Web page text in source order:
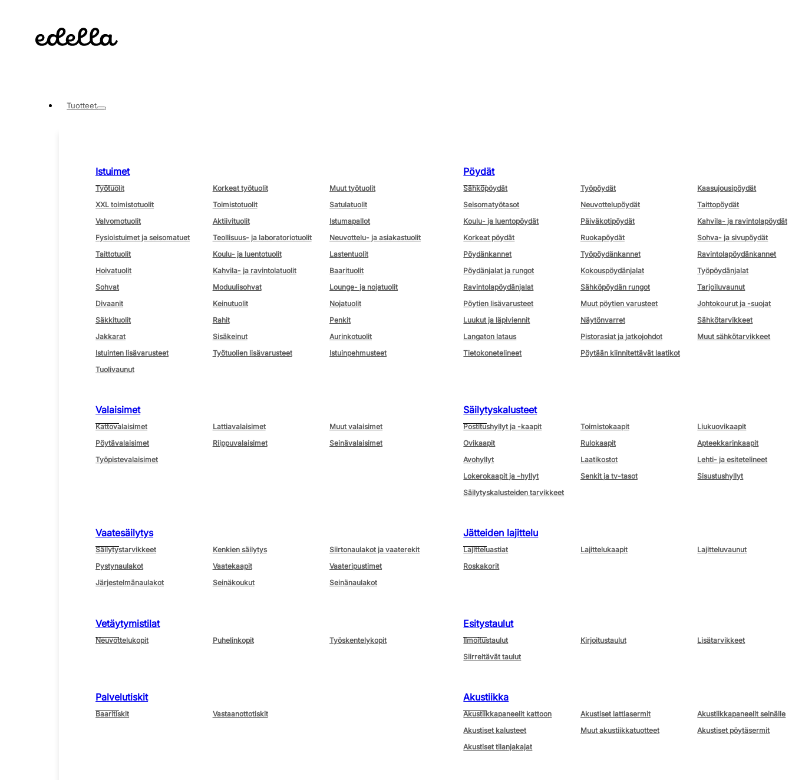
Tuotteet
Istuimet
Työtuolit Korkeat työtuolit
Muut työtuolit
XXL toimistotuolit
Toimistotuolit
Satulatuolit
Valvomotuolit
Aktiivituolit
Istumapallot
Fysioistuimet ja seisomatuet
Teollisuus- ja laboratoriotuolit
Neuvottelu- ja asiakastuolit
Taittotuolit
Koulu- ja luentotuolit
Lastentuolit
Hoivatuolit
Kahvila- ja ravintolatuolit
Baarituolit
Sohvat
Moduulisohvat
Lounge- ja nojatuolit
Divaanit
Keinutuolit
Nojatuolit
Säkkituolit
Rahit
Penkit
Jakkarat
Sisäkeinut
Aurinkotuolit
Istuinten lisävarusteet
Työtuolien lisävarusteet
Istuinpehmusteet
Tuolivaunut
Pöydät
Sähköpöydät Työpöydät
Kaasujousipöydät
Seisomatyötasot
Neuvottelupöydät
Taittopöydät
Koulu- ja luentopöydät
Päiväkotipöydät
Kahvila- ja ravintolapöydät
Korkeat pöydät
Ruokapöydät
Sohva- ja sivupöydät
Pöydänkannet
Työpöydänkannet
Ravintolapöydänkannet
Pöydänjalat ja rungot
Kokouspöydänjalat
Työpöydänjalat
Ravintolapöydänjalat
Sähköpöydän rungot
Tarjoiluvaunut
Pöytien lisävarusteet
Muut pöytien varusteet
Johtokourut ja -suojat
Luukut ja läpiviennit
Näytönvarret
Sähkötarvikkeet
Langaton lataus
Pistorasiat ja jatkojohdot
Muut sähkötarvikkeet
Tietokonetelineet
Pöytään kiinnitettävät laatikot
Valaisimet
Kattovalaisimet Lattiavalaisimet
Muut valaisimet
Pöytävalaisimet
Riippuvalaisimet
Seinävalaisimet
Työpistevalaisimet
Säilytyskalusteet
Postitushyllyt ja -kaapit Toimistokaapit
Liukuovikaapit
Ovikaapit
Rulokaapit
Apteekkarinkaapit
Avohyllyt
Laatikostot
Lehti- ja esitetelineet
Lokerokaapit ja -hyllyt
Senkit ja tv-tasot
Sisustushyllyt
Säilytyskalusteiden tarvikkeet
Vaatesäilytys
Säilytystarvikkeet Kenkien säilytys
Siirtonaulakot ja vaaterekit
Pystynaulakot
Vaatekaapit
Vaateripustimet
Järjestelmänaulakot
Seinäkoukut Seinänaulakot
Jätteiden lajittelu
Lajitteluastiat Lajittelukaapit
Lajitteluvaunut
Roskakorit
Vetäytymistilat
Neuvottelukopit Puhelinkopit Työskentelykopit
Esitystaulut
Ilmoitustaulut Kirjoitustaulut
Lisätarvikkeet
Siirreltävät taulut
Palvelutiskit
Baaritiskit Vastaanottotiskit
Akustiikka
Akustiikkapaneelit kattoon Akustiset lattiasermit
Akustiikkapaneelit seinälle
Akustiset kalusteet
Muut akustiikkatuotteet
Akustiset pöytäsermit
Akustiset tilanjakajat